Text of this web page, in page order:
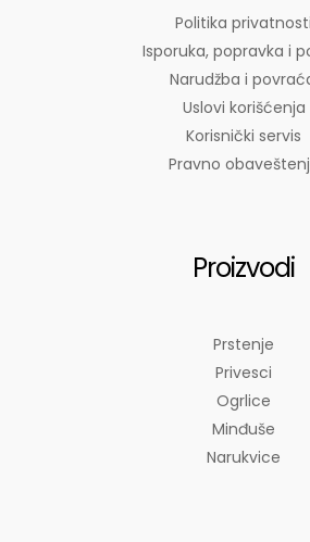
Politika privatnosti
Isporuka, popravka i
Narudžba i
Uslovi korišćenja
Korisnički servis
Pravno
Proizvodi
Prstenje
Privesci
Ogrlice
Minđuše
Narukvice